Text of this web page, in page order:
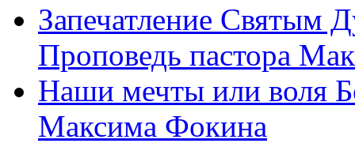
Запечатление Святым
Проповедь пастора
Наши мечты или воля
Максима Фокина